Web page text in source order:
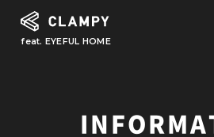
feat. EYEFUL HOME